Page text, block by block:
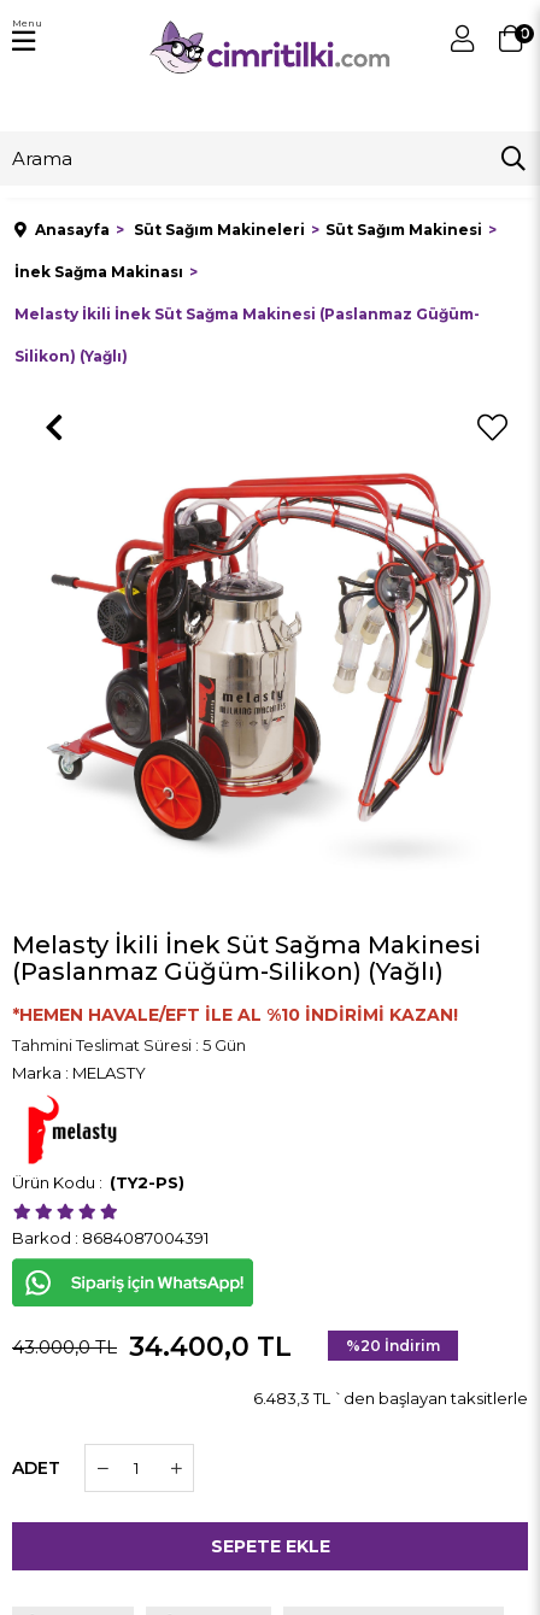
0
Menu
Anasayfa Süt Sağım Makineleri Süt Sağım Makinesi
İnek Sağma Makinası
Melasty İkili İnek Süt Sağma Makinesi (Paslanmaz Güğüm-
Silikon) (Yağlı)
Melasty İkili İnek Süt Sağma Makinesi
(Paslanmaz Güğüm-Silikon) (Yağlı)
*HEMEN HAVALE/EFT İLE AL %10 İNDİRİMİ KAZAN!
Tahmini Teslimat Süresi : 5 Gün
Marka : MELASTY
(TY2-PS)
Barkod : 8684087004391
43.000,0 TL 34.400,0 TL %20 İndirim
6.483,3 TL `den başlayan taksitlerle
ADET